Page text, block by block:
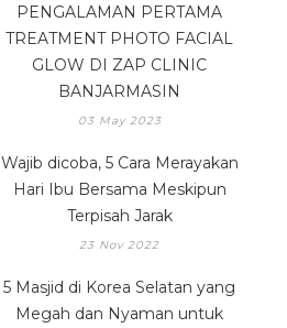
PENGALAMAN PERTAMA
TREATMENT PHOTO FACIAL
GLOW DI ZAP CLINIC
BANJARMASIN
03 May 2023
Wajib dicoba, 5 Cara Merayakan
Hari Ibu Bersama Meskipun
Terpisah Jarak
23 Nov 2022
5 Masjid di Korea Selatan yang
Megah dan Nyaman untuk